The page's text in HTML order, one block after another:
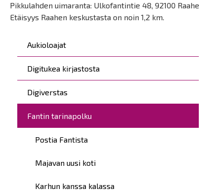
Päävalikko
Aukioloajat
Digitukea kirjastosta
Digiverstas
Fantin tarinapolku
Postia Fantista
Majavan uusi koti
Karhun kanssa kalassa
Pikkulahden uimaranta: Ulkofantintie 48, 92100 Raahe
Etäisyys Raahen keskustasta on noin 1,2 km.